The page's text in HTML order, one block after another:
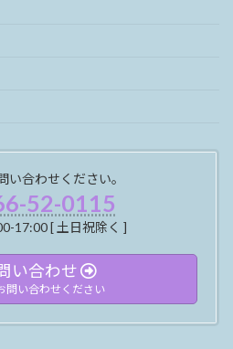
い合わせください。
52-0115
17:00 [ 土日祝除く ]
い合わせ
問い合わせください